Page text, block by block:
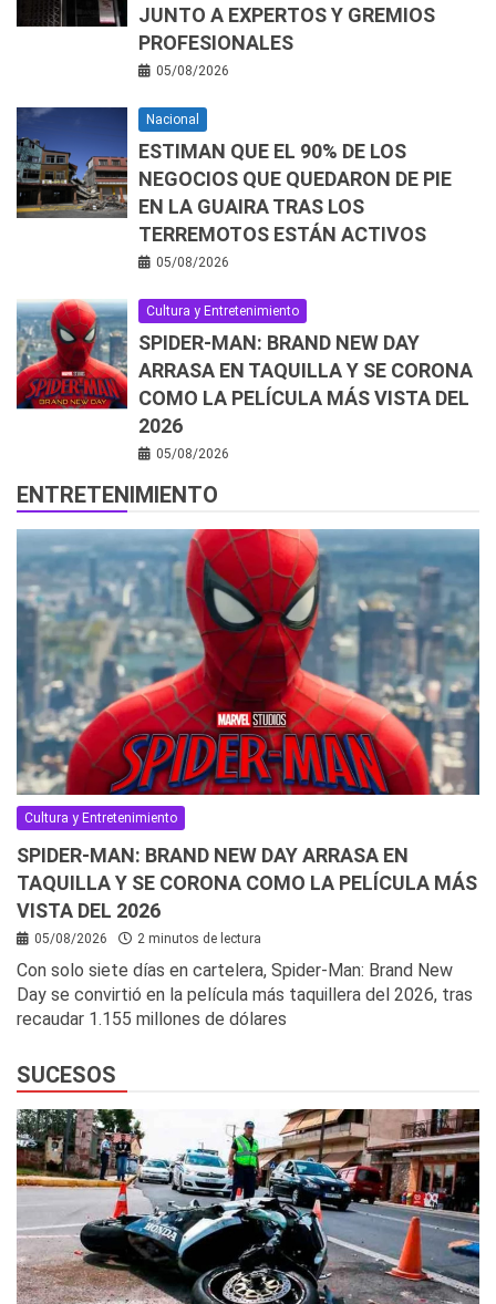
JUNTO A EXPERTOS Y GREMIOS
PROFESIONALES
05/08/2026
Nacional
ESTIMAN QUE EL 90% DE LOS
NEGOCIOS QUE QUEDARON DE PIE
EN LA GUAIRA TRAS LOS
TERREMOTOS ESTÁN ACTIVOS
05/08/2026
Cultura y Entretenimiento
SPIDER-MAN: BRAND NEW DAY
ARRASA EN TAQUILLA Y SE CORONA
COMO LA PELÍCULA MÁS VISTA DEL
2026
05/08/2026
ENTRETENIMIENTO
Cultura y Entretenimiento
SPIDER-MAN: BRAND NEW DAY ARRASA EN
TAQUILLA Y SE CORONA COMO LA PELÍCULA MÁS
VISTA DEL 2026
05/08/2026 2 minutos de lectura
Con solo siete días en cartelera, Spider-Man: Brand New
Day se convirtió en la película más taquillera del 2026, tras
recaudar 1.155 millones de dólares
SUCESOS